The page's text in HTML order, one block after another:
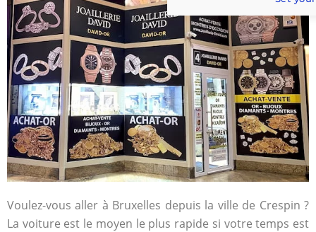
Voulez-vous aller à Bruxelles depuis la ville de Crespin ?
La voiture est le moyen le plus rapide si votre temps est